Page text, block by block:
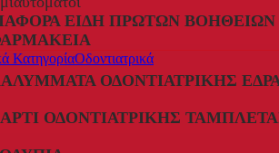
ΕΊΔΗ ΠΡΏΤΩΝ ΒΟΗΘΕΙΏΝ
Οδοντιατρικά
ΟΔΟΝΤΙΑΤΡΙΚΉΣ
ΟΔΟΝΤΙΑΤΡΙΚΉΣ